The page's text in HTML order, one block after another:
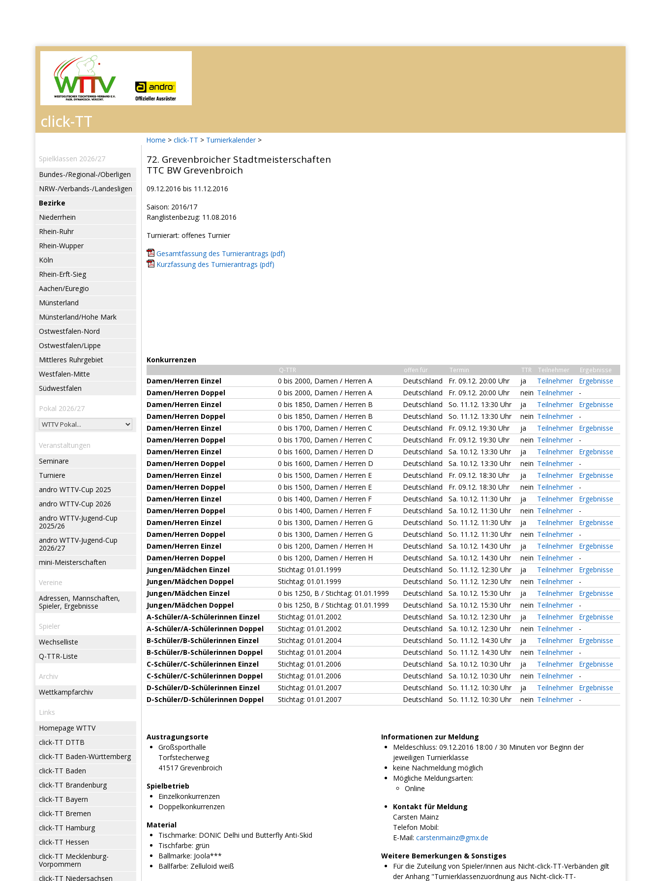
Home > click-TT > Turnierkalender >
Spielklassen 2026/27
Bundes-/Regional-/Oberligen
NRW-/Verbands-/Landesligen
Bezirke
Niederrhein
Rhein-Ruhr
Rhein-Wupper
Köln
Rhein-Erft-Sieg
Aachen/Euregio
Münsterland
Münsterland/Hohe Mark
Ostwestfalen-Nord
Ostwestfalen/Lippe
Mittleres Ruhrgebiet
Westfalen-Mitte
Südwestfalen
Pokal 2026/27
Veranstaltungen
Seminare
Turniere
andro WTTV-Cup 2025
andro WTTV-Cup 2026
andro WTTV-Jugend-Cup
2025/26
andro WTTV-Jugend-Cup
2026/27
mini-Meisterschaften
Vereine
Adressen, Mannschaften,
Spieler, Ergebnisse
Spieler
Wechselliste
Q-TTR-Liste
Archiv
Wettkampfarchiv
Links
Homepage WTTV
click-TT DTTB
click-TT Baden-Württemberg
click-TT Baden
click-TT Brandenburg
click-TT Bayern
click-TT Bremen
click-TT Hamburg
click-TT Hessen
click-TT Mecklenburg-
Vorpommern
click-TT Niedersachsen
72. Grevenbroicher Stadtmeisterschaften
TTC BW Grevenbroich
09.12.2016 bis 11.12.2016
Saison: 2016/17
Ranglistenbezug: 11.08.2016
Turnierart: offenes Turnier
Gesamtfassung des Turnierantrags (pdf)
Kurzfassung des Turnierantrags (pdf)
Konkurrenzen
Q-TTR offen für Termin TTR Teilnehmer Ergebnisse
Damen/Herren Einzel 0 bis 2000, Damen / Herren A Deutschland Fr. 09.12. 20:00 Uhr ja Teilnehmer
Ergebnisse
Damen/Herren Doppel
0 bis 2000, Damen / Herren A Deutschland Fr. 09.12. 20:00 Uhr nein Teilnehmer
-
Damen/Herren Einzel
0 bis 1850, Damen / Herren B Deutschland So. 11.12. 13:30 Uhr ja Teilnehmer
Ergebnisse
Damen/Herren Doppel
0 bis 1850, Damen / Herren B Deutschland So. 11.12. 13:30 Uhr nein Teilnehmer
-
Damen/Herren Einzel
0 bis 1700, Damen / Herren C Deutschland Fr. 09.12. 19:30 Uhr ja Teilnehmer
Ergebnisse
Damen/Herren Doppel
0 bis 1700, Damen / Herren C Deutschland Fr. 09.12. 19:30 Uhr nein Teilnehmer
-
Damen/Herren Einzel
0 bis 1600, Damen / Herren D Deutschland Sa. 10.12. 13:30 Uhr ja Teilnehmer
Ergebnisse
Damen/Herren Doppel
0 bis 1600, Damen / Herren D Deutschland Sa. 10.12. 13:30 Uhr nein Teilnehmer
-
Damen/Herren Einzel
0 bis 1500, Damen / Herren E Deutschland Fr. 09.12. 18:30 Uhr ja Teilnehmer
Ergebnisse
Damen/Herren Doppel
0 bis 1500, Damen / Herren E Deutschland Fr. 09.12. 18:30 Uhr nein Teilnehmer
-
Damen/Herren Einzel
0 bis 1400, Damen / Herren F Deutschland Sa. 10.12. 11:30 Uhr ja Teilnehmer
Ergebnisse
Damen/Herren Doppel
0 bis 1400, Damen / Herren F Deutschland Sa. 10.12. 11:30 Uhr nein Teilnehmer
-
Damen/Herren Einzel
0 bis 1300, Damen / Herren G Deutschland So. 11.12. 11:30 Uhr ja Teilnehmer
Ergebnisse
Damen/Herren Doppel
0 bis 1300, Damen / Herren G Deutschland So. 11.12. 11:30 Uhr nein Teilnehmer
-
Damen/Herren Einzel
0 bis 1200, Damen / Herren H Deutschland Sa. 10.12. 14:30 Uhr ja Teilnehmer
Ergebnisse
Damen/Herren Doppel
0 bis 1200, Damen / Herren H Deutschland Sa. 10.12. 14:30 Uhr nein Teilnehmer
-
Jungen/Mädchen Einzel
Stichtag: 01.01.1999 Deutschland So. 11.12. 12:30 Uhr ja Teilnehmer
Ergebnisse
Jungen/Mädchen Doppel
Stichtag: 01.01.1999 Deutschland So. 11.12. 12:30 Uhr nein Teilnehmer
-
Jungen/Mädchen Einzel
0 bis 1250, B / Stichtag: 01.01.1999 Deutschland Sa. 10.12. 15:30 Uhr ja Teilnehmer
Ergebnisse
Jungen/Mädchen Doppel
0 bis 1250, B / Stichtag: 01.01.1999 Deutschland Sa. 10.12. 15:30 Uhr nein Teilnehmer
-
A-Schüler/A-Schülerinnen Einzel
Stichtag: 01.01.2002 Deutschland Sa. 10.12. 12:30 Uhr ja Teilnehmer
Ergebnisse
A-Schüler/A-Schülerinnen Doppel
Stichtag: 01.01.2002 Deutschland Sa. 10.12. 12:30 Uhr nein Teilnehmer
-
B-Schüler/B-Schülerinnen Einzel
Stichtag: 01.01.2004 Deutschland So. 11.12. 14:30 Uhr ja Teilnehmer
Ergebnisse
B-Schüler/B-Schülerinnen Doppel
Stichtag: 01.01.2004 Deutschland So. 11.12. 14:30 Uhr nein Teilnehmer
-
C-Schüler/C-Schülerinnen Einzel
Stichtag: 01.01.2006 Deutschland Sa. 10.12. 10:30 Uhr ja Teilnehmer
Ergebnisse
C-Schüler/C-Schülerinnen Doppel
Stichtag: 01.01.2006 Deutschland Sa. 10.12. 10:30 Uhr nein Teilnehmer
-
D-Schüler/D-Schülerinnen Einzel
Stichtag: 01.01.2007 Deutschland So. 11.12. 10:30 Uhr ja Teilnehmer
Ergebnisse
D-Schüler/D-Schülerinnen Doppel
Stichtag: 01.01.2007 Deutschland So. 11.12. 10:30 Uhr nein Teilnehmer -
Austragungsorte
Großsporthalle
Torfstecherweg
41517 Grevenbroich
Spielbetrieb
Einzelkonkurrenzen
Doppelkonkurrenzen
Material
Tischmarke: DONIC Delhi und Butterfly Anti-Skid
Tischfarbe: grün
Ballmarke: Joola***
Ballfarbe: Zelluloid weiß
Informationen zur Meldung
Meldeschluss: 09.12.2016 18:00 / 30 Minuten vor Beginn der
jeweiligen Turnierklasse
keine Nachmeldung möglich
Mögliche Meldungsarten:
Online
Kontakt für Meldung
Carsten Mainz
Telefon Mobil:
E-Mail: carstenmainz@gmx.de
Weitere Bemerkungen & Sonstiges
Für die Zuteilung von Spieler/innen aus Nicht-click-TT-Verbänden gilt
der Anhang "Turnierklassenzuordnung aus Nicht-click-TT-